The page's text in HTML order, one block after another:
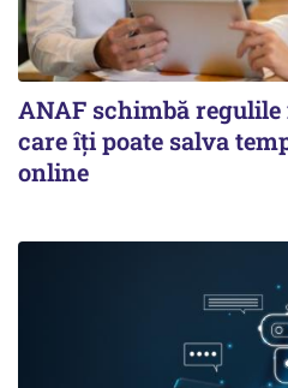
ANAF schimbă
care îți poate salva
online